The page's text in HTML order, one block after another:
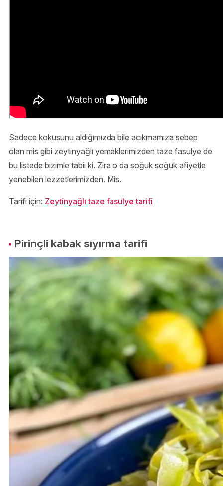
Sadece kokusunu aldığımızda bile acıkmamıza sebep
olan mis gibi zeytinyağlı yemeklerimizden taze fasulye de
bu listede bizimle tabii ki. Zira o da soğuk soğuk afiyetle
yenebilen lezzetlerimizden. Mis.
Tarifi için: Zeytinyağlı taze fasulye tarifi
Pirinçli kabak sıyırma tarifi